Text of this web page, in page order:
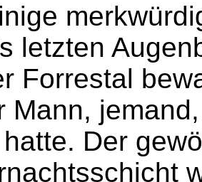
letzten
Forrestal
Mann,
Der